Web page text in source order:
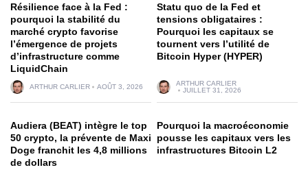
Résilience face à la Fed :
pourquoi la stabilité du
marché crypto favorise
l’émergence de projets
d’infrastructure comme
LiquidChain
ARTHUR CARLIER AOÛT 3, 2026
Statu quo de la Fed et
tensions obligataires :
Pourquoi les capitaux se
tournent vers l’utilité de
Bitcoin Hyper (HYPER)
ARTHUR CARLIER
JUILLET 31, 2026
Audiera (BEAT) intègre le top
50 crypto, la prévente de Maxi
Doge franchit les 4,8 millions
de dollars
Pourquoi la macroéconomie
pousse les capitaux vers les
infrastructures Bitcoin L2